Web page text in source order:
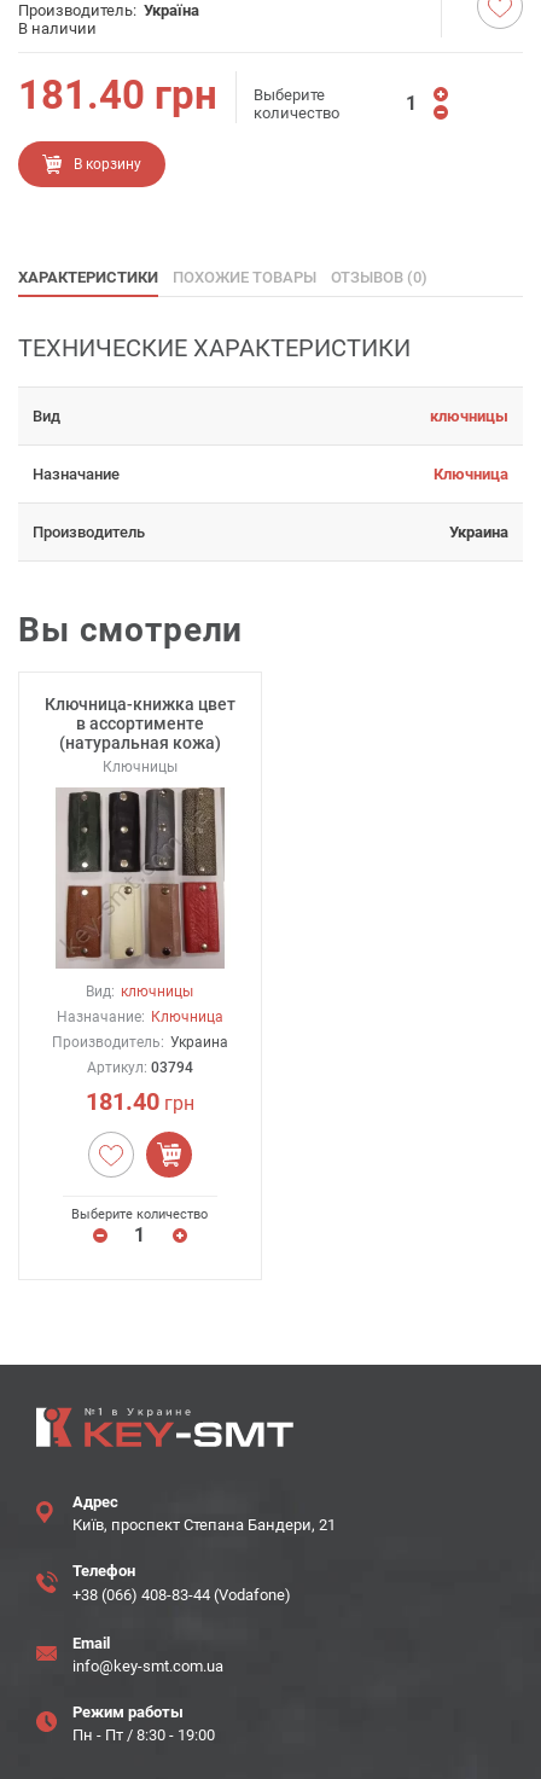
Производитель: Україна
В наличии
181.40 грн
Выберите
количество
В корзину
ХАРАКТЕРИСТИКИ ПОХОЖИЕ ТОВАРЫ ОТЗЫВОВ (0)
ТЕХНИЧЕСКИЕ ХАРАКТЕРИСТИКИ
Вид ключницы
Назначание Ключница
Производитель Украина
Вы смотрели
Ключница-книжка цвет
в ассортименте
(натуральная кожа)
Ключницы
Вид: ключницы
Назначание: Ключница
Производитель: Украина
Артикул: 03794
181.40грн
Выберите количество
Адрес
Київ, проспект Степана Бандери, 21
Телефон
+38 (066) 408-83-44 (Vodafone)
Email
info@key-smt.com.ua
Режим работы
Пн - Пт / 8:30 - 19:00